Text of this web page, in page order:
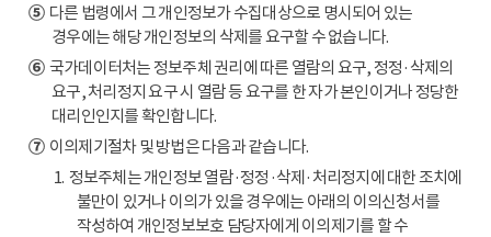
⑤다른 법령에서 그 개인정보가 수집대상으로 명시되어 있는
경우에는 해당 개인정보의 삭제를 요구할 수 없습니다.
⑥국가데이터처는 정보주체 권리에 따른 열람의 요구, 정정·삭제의
요구, 처리정지 요구 시 열람 등 요구를 한 자가 본인이거나 정당한
대리인인지를 확인합니다.
⑦이의제기절차 및 방법은 다음과 같습니다.
1. 정보주체는 개인정보 열람·정정·삭제·처리정지에 대한 조치에
불만이 있거나 이의가 있을 경우에는 아래의 이의신청서를
작성하여 개인정보보호 담당자에게 이의제기를 할 수